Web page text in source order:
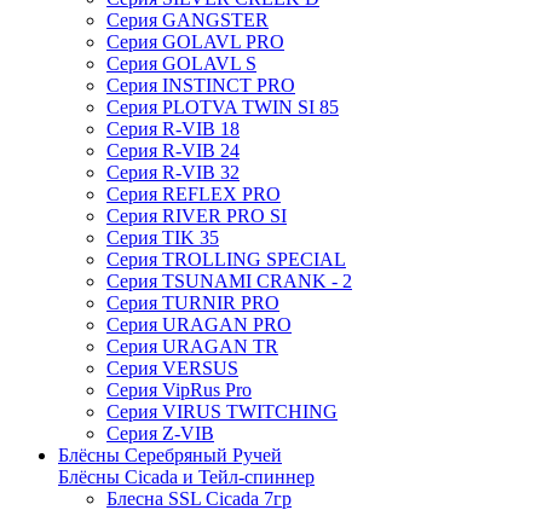
Серия GANGSTER
Серия GOLAVL PRO
Серия GOLAVL S
Серия INSTINCT PRO
Серия PLOTVA TWIN SI 85
Серия R-VIB 18
Серия R-VIB 24
Серия R-VIB 32
Серия REFLEX PRO
Серия RIVER PRO SI
Серия TIK 35
Серия TROLLING SPECIAL
Серия TSUNAMI CRANK - 2
Серия TURNIR PRO
Серия URAGAN PRO
Серия URAGAN TR
Серия VERSUS
Серия VipRus Pro
Серия VIRUS TWITCHING
Серия Z-VIB
Блёсны Серебряный Ручей
Блёсны Cicada и Тейл-спиннер
Блесна SSL Cicada 7гр